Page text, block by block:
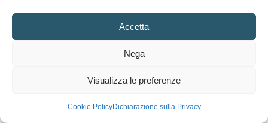
Accetta
Nega
Visualizza le preferenze
Cookie PolicyDichiarazione sulla Privacy